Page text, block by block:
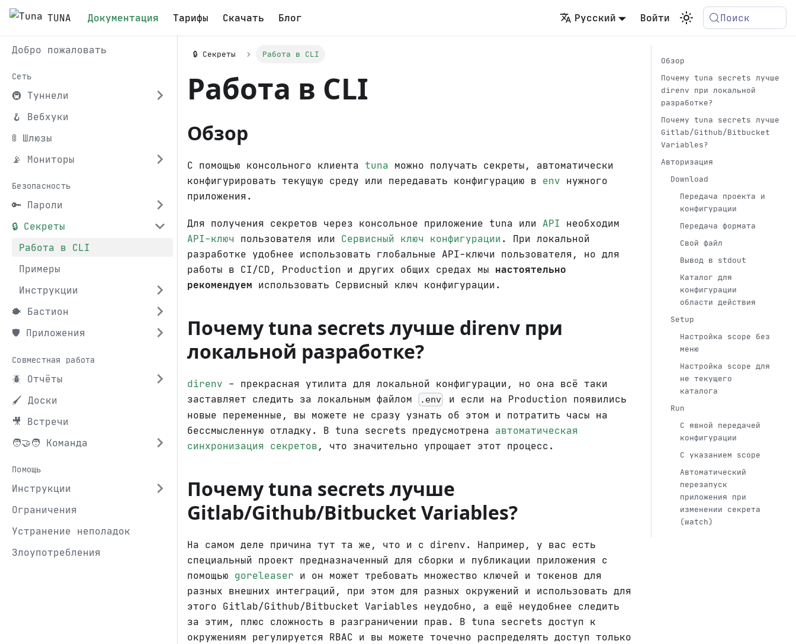
TUNA Документация Тарифы Скачать Блог Русский Войти Поиск
Добро пожаловать
Сеть
🚇 Туннели
🪝 Вебхуки
🚦 Шлюзы
📡 Мониторы
Безопасность
🔑 Пароли
🔒 Секреты
Работа в CLI
Примеры
Инструкции
🐡 Бастион
🛡️ Приложения
Совместная работа
🪲 Отчёты
🖌️ Доски
🎥 Встречи
🧑‍🤝‍🧑 Команда
Помощь
Инструкции
Ограничения
Устранение неполадок
Злоупотребления
🔒 Секреты Работа в CLI
Работа в CLI
Обзор
С помощью консольного клиента tuna можно получать секреты, автоматически
конфигурировать текущую среду или передавать конфигурацию в env нужного
приложения.
Для получения секретов через консольное приложение tuna или API необходим
API-ключ пользователя или Сервисный ключ конфигурации . При локальной
разработке удобнее использовать глобальные API-ключи пользователя, но для
работы в CI/CD, Production и других общих средах мы настоятельно
рекомендуем использовать Сервисный ключ конфигурации.
Почему tuna secrets лучше direnv при
локальной разработке?
direnv - прекрасная утилита для локальной конфигурации, но она всё таки
заставляет следить за локальным файлом
.env
и если на Production появились
новые переменные, вы можете не сразу узнать об этом и потратить часы на
бессмысленную отладку. В tuna secrets предусмотрена автоматическая
синхронизация секретов , что значительно упрощает этот процесс.
Почему tuna secrets лучше
Gitlab/Github/Bitbucket Variables?
На самом деле причина тут та же, что и с direnv. Например, у вас есть
специальный проект предназначенный для сборки и публикации приложения с
помощью goreleaser и он может требовать множество ключей и токенов для
разных внешних интеграций, при этом для разных окружений и использовать для
этого Gitlab/Github/Bitbucket Variables неудобно, а ещё неудобнее следить
за этим, плюс сложность в разграничении прав. В tuna secrets доступ к
окружениям регулируется RBAC и вы можете точечно распределять доступ только
Обзор
Почему tuna secrets лучше
direnv при локальной
разработке?
Почему tuna secrets лучше
Gitlab/Github/Bitbucket
Variables?
Авторизация
Download
Передача проекта и
конфигурации
Передача формата
Свой файл
Вывод в stdout
Каталог для
конфигурации
области действия
Setup
Настройка scope без
меню
Настройка scope для
не текущего
каталога
Run
С явной передачей
конфигурации
С указанием scope
Автоматический
перезапуск
приложения при
изменении секрета
(watch)